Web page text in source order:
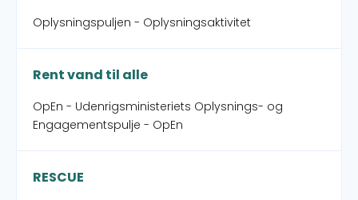
Oplysningspuljen - Oplysningsaktivitet
Rent vand til alle
OpEn - Udenrigsministeriets Oplysnings- og
Engagementspulje - OpEn
RESCUE